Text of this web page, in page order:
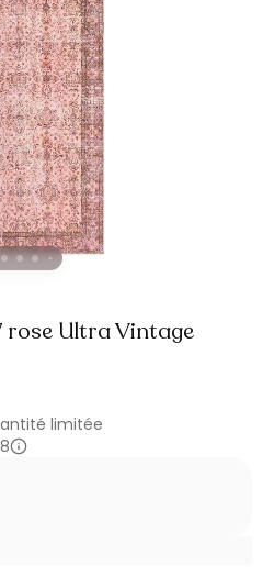
rose Ultra Vintage
limitée